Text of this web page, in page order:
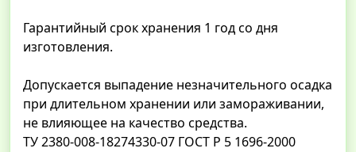
Гарантийный срок хранения 1 год со дня
изготовления.
Допускается выпадение незначительного осадка
при длительном хранении или замораживании,
не влияющее на качество средства.
ТУ 2380-008-18274330-07 ГОСТ Р 5 1696-2000